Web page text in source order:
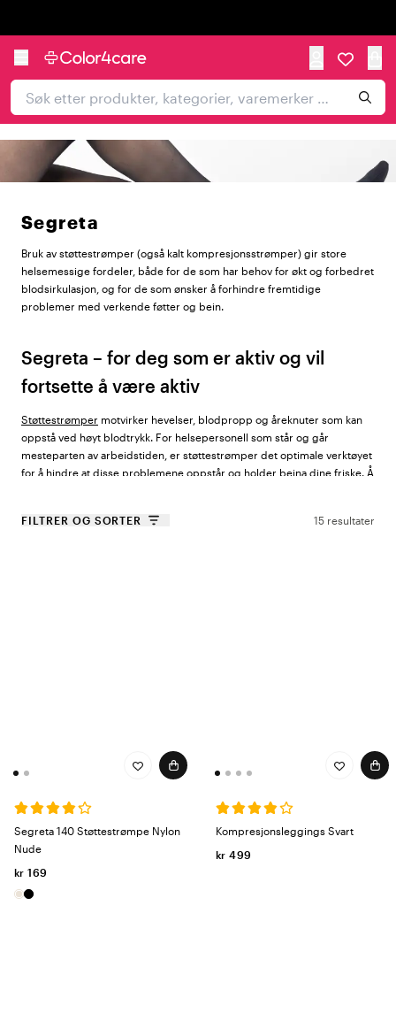
Segreta
Bruk av støttestrømper (også kalt kompresjonsstrømper) gir store
helsemessige fordeler, både for de som har behov for økt og forbedret
blodsirkulasjon, og for de som ønsker å forhindre fremtidige
problemer med verkende føtter og bein.
Segreta – for deg som er aktiv og vil
fortsette å være aktiv
Støttestrømper motvirker hevelser, blodpropp og åreknuter som kan
oppstå ved høyt blodtrykk. For helsepersonell som står og går
mesteparten av arbeidstiden, er støttestrømper det optimale verktøyet
for å hindre at disse problemene oppstår og holder beina dine friske. Å
utvalg av produkter for helsepersonell. Her finner du blant annet
høyere denier-tall, jo tykkere og mer slitesterke er strømpen. Segretas
sokker ligger i spennet 70–280 denier og er delt inn i forskjellige
innenfor 11–22 mmHg (millimeter kvikksølv) og måles ved ankelen.
FILTRER OG SORTER 15 resultater
Segreta 140 Støttestrømpe Nylon
Nude
kr 169
Kompresjonsleggings Svart
kr 499